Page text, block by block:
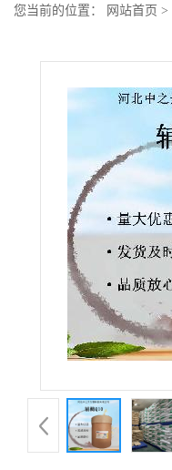
您当前的位置： 网站首页 >